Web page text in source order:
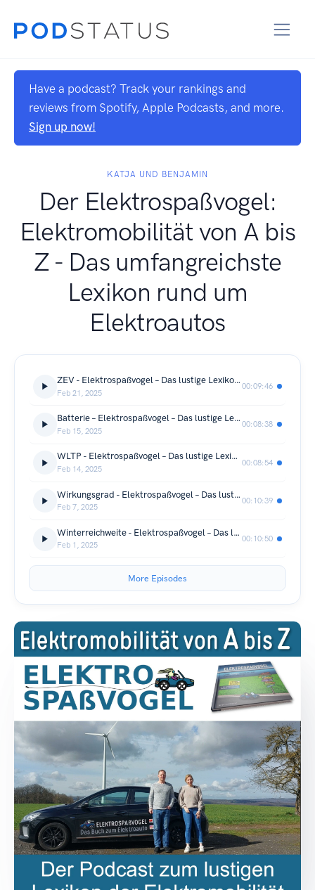
Have a podcast? Track your rankings and
reviews from Spotify, Apple Podcasts, and more.
Sign up now!
KATJA UND BENJAMIN
Der Elektrospaßvogel:
Elektromobilität von A bis
Z - Das umfangreichste
Lexikon rund um
Elektroautos
ZEV - Elektrospaßvogel – Das lustige Lexikon zum Elektroauto und der Elektromobilität
Feb 21, 2025
00:09:46
Batterie – Elektrospaßvogel – Das lustige Lexikon zum Elektroauto und der Elektromobilität
Feb 15, 2025
00:08:38
WLTP - Elektrospaßvogel – Das lustige Lexikon zum Elektroauto und der Elektromobilität
Feb 14, 2025
00:08:54
Wirkungsgrad - Elektrospaßvogel – Das lustige Lexikon zum Elektroauto und der Elektromobilität
Feb 7, 2025
00:10:39
Winterreichweite - Elektrospaßvogel – Das lustige Lexikon zum Elektroauto und der Elektromobilität
Feb 1, 2025
00:10:50
More Episodes